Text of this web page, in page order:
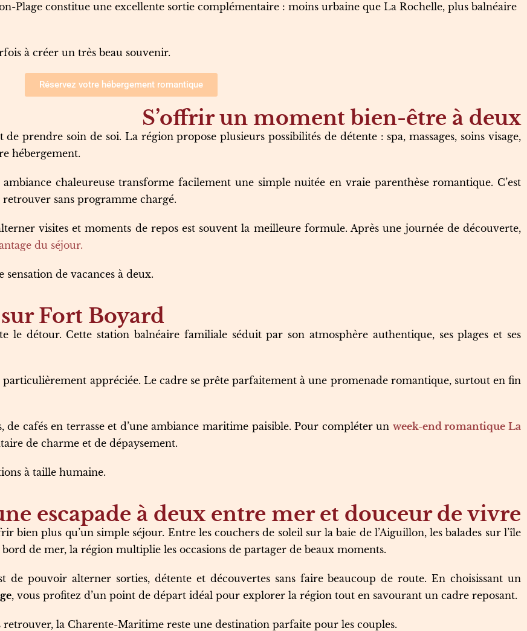
Plage constitue une excellente sortie complémentaire : moins urbaine que La Rochelle, plus balnéaire
à créer un très beau souvenir.
Réservez votre hébergement romantique
S’offrir un moment bien-être à deux
prendre soin de soi. La région propose plusieurs possibilités de détente : spa, massages, soins visage,
hébergement.
chaleureuse transforme facilement une simple nuitée en vraie parenthèse romantique. C’est
sans programme chargé.
visites et moments de repos est souvent la meilleure formule. Après une journée de découverte,
du séjour.
de vacances à deux.
Fort Boyard
le détour. Cette station balnéaire familiale séduit par son atmosphère authentique, ses plages et ses
particulièrement appréciée. Le cadre se prête parfaitement à une promenade romantique, surtout en fin
cafés en terrasse et d’une ambiance maritime paisible. Pour compléter un week-end romantique La
de charme et de dépaysement.
à taille humaine.
escapade à deux entre mer et douceur de vivre
bien plus qu’un simple séjour. Entre les couchers de soleil sur la baie de l’Aiguillon, les balades sur l’île
de mer, la région multiplie les occasions de partager de beaux moments.
de pouvoir alterner sorties, détente et découvertes sans faire beaucoup de route. En choisissant un
, vous profitez d’un point de départ idéal pour explorer la région tout en savourant un cadre reposant.
la Charente-Maritime reste une destination parfaite pour les couples.